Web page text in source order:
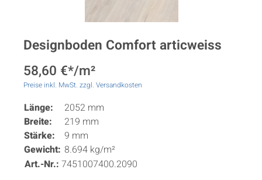
Designboden Comfort articweiss
58,60 €*/m²
Preise inkl. MwSt. zzgl. Versandkosten
Länge:
2052 mm
Breite:
219 mm
Stärke:
9 mm
Gewicht: 8.694 kg/m²
Art.-Nr.: 7451007400.2090